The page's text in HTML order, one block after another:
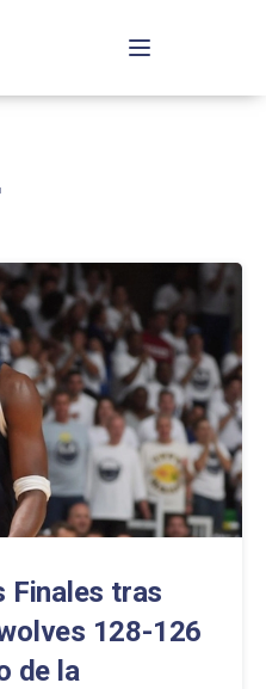
Navegación de
Finales tras
128-126
de la